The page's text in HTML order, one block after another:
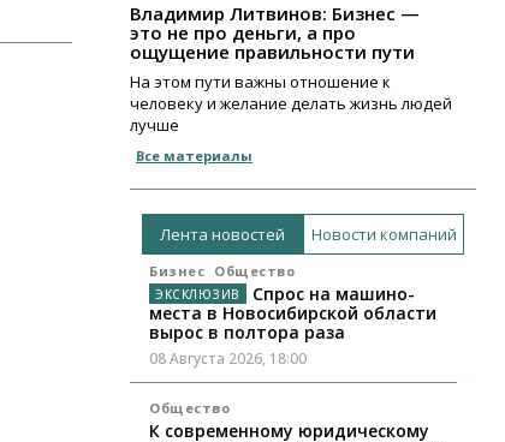
Владимир Литвинов: Бизнес —
это не про деньги, а про
ощущение правильности пути
На этом пути важны отношение к
человеку и желание делать жизнь людей
лучше
Все материалы
Лента новостей Новости компаний
Бизнес Общество
Спрос на машино-
места в Новосибирской области
вырос в полтора раза
08 Августа 2026, 18:00
Общество
К современному юридическому